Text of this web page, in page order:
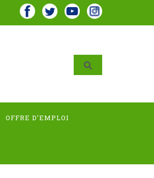
OFFRE D’EMPLOI